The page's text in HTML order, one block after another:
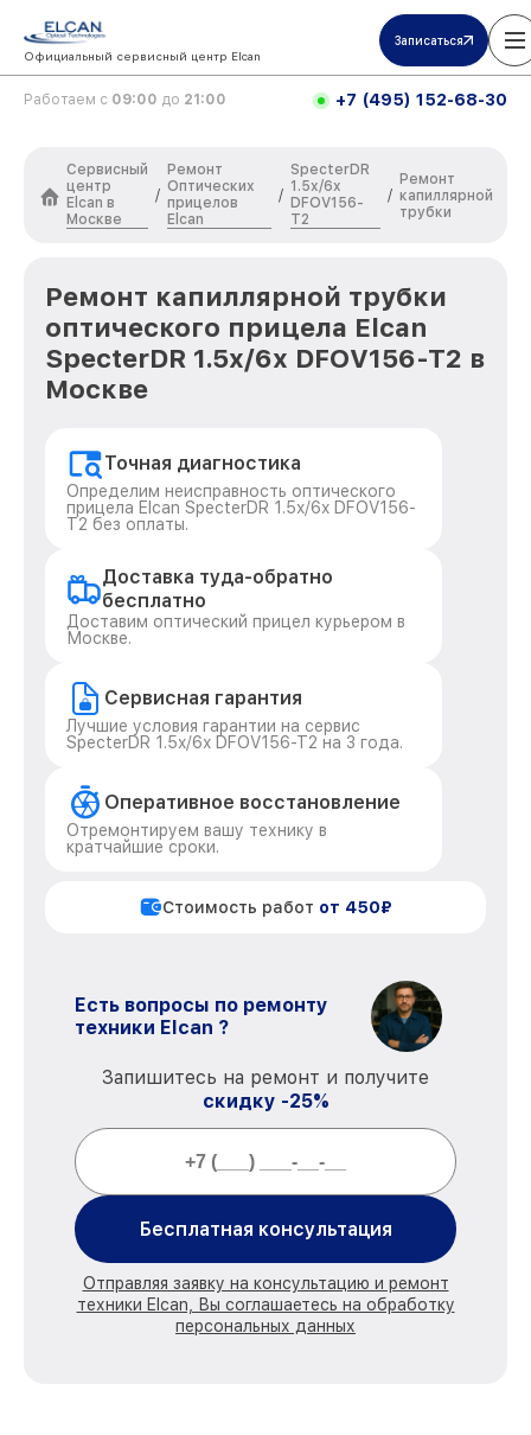
Официальный сервисный центр Elcan
Записаться
Работаем с 09:00 до 21:00 +7 (495) 152-68-30
Сервисный
центр
Elcan в
Москве
/
Ремонт
Оптических
прицелов
Elcan
/
SpecterDR
1.5x/6x
DFOV156-
T2
/
Ремонт
капиллярной
трубки
Ремонт капиллярной трубки
оптического прицела Elcan
SpecterDR 1.5x/6x DFOV156-T2 в
Москве
Точная диагностика
Определим неисправность оптического
прицела Elcan SpecterDR 1.5x/6x DFOV156-
T2 без оплаты.
Доставка туда-обратно
бесплатно
Доставим оптический прицел курьером в
Москве.
Сервисная гарантия
Лучшие условия гарантии на сервис
SpecterDR 1.5x/6x DFOV156-T2 на 3 года.
Оперативное восстановление
Отремонтируем вашу технику в
кратчайшие сроки.
Стоимость работ от 450₽
Есть вопросы по ремонту
техники Elcan ?
Запишитесь на ремонт и получите
скидку -25%
Бесплатная консультация
Отправляя заявку на консультацию и ремонт
техники Elcan, Вы соглашаетесь на обработку
персональных данных